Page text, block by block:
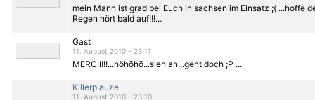
mein Mann ist grad bei Euch in sachsen im Einsatz ;( ...hoffe
Regen hört bald auf!!!...
Gast
11. August 2010 - 23:11
MERCII!!!...höhöhö...sieh an...geht doch ;P ...
Killerplauze
11. August 2010 - 23:10